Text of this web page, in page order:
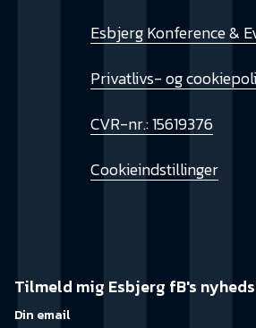
Esbjerg Konference &
Privatlivs- og
CVR-nr.: 15619376
Cookieindstillinger
Tilmeld mig Esbjerg fB's
Din email